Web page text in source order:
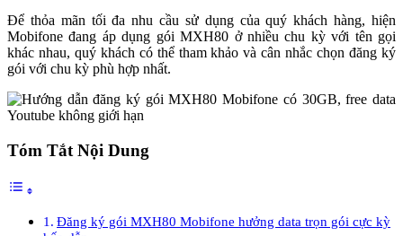
Để thỏa mãn tối đa nhu cầu sử dụng của quý khách hàng, hiện
Mobifone đang áp dụng gói MXH80 ở nhiều chu kỳ với tên gọi
khác nhau, quý khách có thể tham khảo và cân nhắc chọn đăng ký
gói với chu kỳ phù hợp nhất.
Tóm Tắt Nội Dung
Đăng ký gói MXH80 Mobifone hưởng data trọn gói cực kỳ